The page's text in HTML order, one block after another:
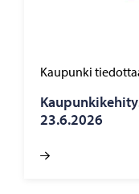
Kaupunki
23.6.2026